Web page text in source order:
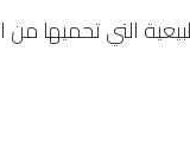
التي تحميها